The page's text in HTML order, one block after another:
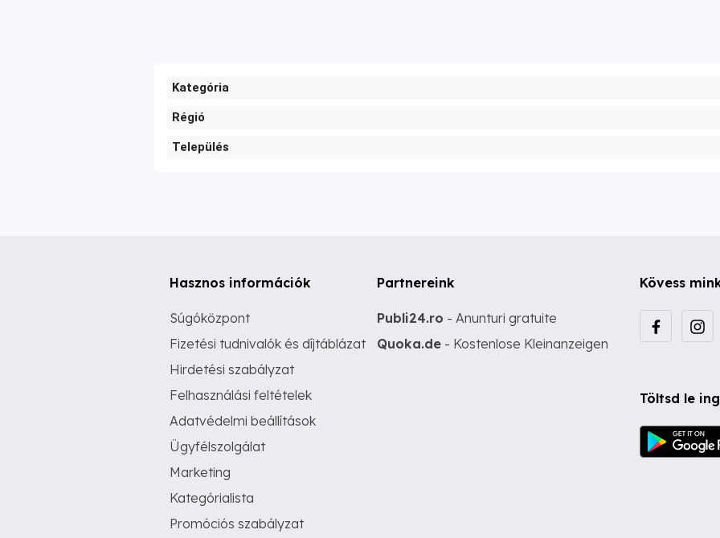
Kategória
Régió
Település
Hasznos információk
Súgóközpont
Fizetési tudnivalók és díjtáblázat
Hirdetési szabályzat
Felhasználási feltételek
Adatvédelmi beállítások
Ügyfélszolgálat
Marketing
Kategórialista
Promóciós szabályzat
Partnereink
Publi24.ro - Anunturi gratuite
Quoka.de - Kostenlose Kleinanzeigen
Kövess
Töltsd le